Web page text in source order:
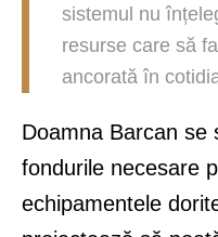
sistemul nu
resurse care să
ancorată în
Doamna Barcan se
fondurile necesare
echipamentele